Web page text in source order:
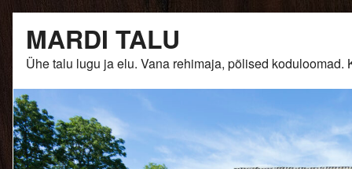
content
MARDI TALU
Ühe talu lugu ja elu. Vana rehimaja, põlised